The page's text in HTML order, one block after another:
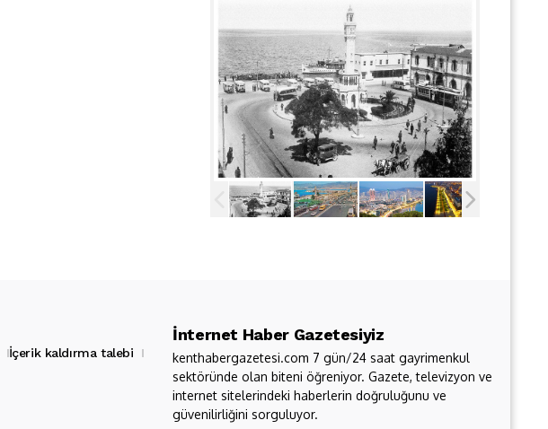
İçerik kaldırma talebi
İnternet Haber Gazetesiyiz
kenthabergazetesi.com 7 gün/24 saat gayrimenkul
sektöründe olan biteni öğreniyor. Gazete, televizyon ve
internet sitelerindeki haberlerin doğruluğunu ve
güvenilirliğini sorguluyor.